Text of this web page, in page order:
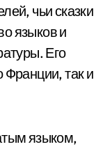
чьи сказки
языков и
Его
так и
языком,